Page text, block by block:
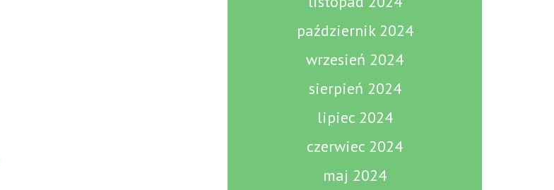
październik 2024
wrzesień 2024
sierpień 2024
lipiec 2024
czerwiec 2024
maj 2024